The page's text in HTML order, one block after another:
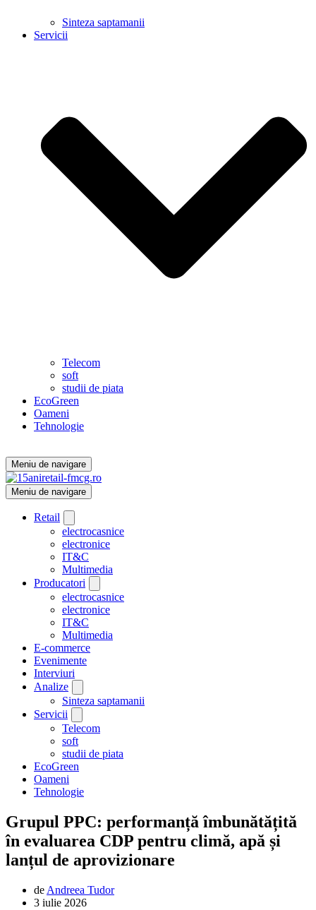
Sinteza saptamanii
Servicii
Telecom
soft
studii de piata
EcoGreen
Oameni
Tehnologie
Meniu de navigare
Meniu de navigare
Retail
electrocasnice
electronice
IT&C
Multimedia
Producatori
electrocasnice
electronice
IT&C
Multimedia
E-commerce
Evenimente
Interviuri
Analize
Sinteza saptamanii
Servicii
Telecom
soft
studii de piata
EcoGreen
Oameni
Tehnologie
Grupul PPC: performanță îmbunătățită
în evaluarea CDP pentru climă, apă și
lanțul de aprovizionare
de Andreea Tudor
3 iulie 2026